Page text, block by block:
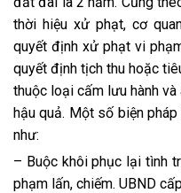
thời hiệu xử phạt, cơ
quyết định xử phạt vi
quyết định tịch thu hoặc
thuộc loại cấm lưu hành
hậu quả. Một số biện
như:
– Buộc khôi phục lại tình
phạm lấn, chiếm. UBND